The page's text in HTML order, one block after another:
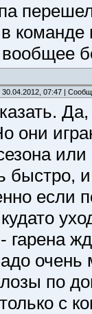
в
30.04.2012, 07:47 |
они
быстро,
если
гарена
очень
по
с